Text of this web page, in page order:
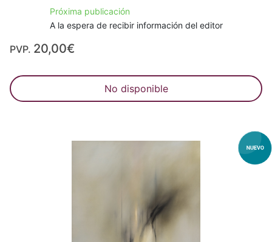
Próxima publicación
A la espera de recibir información del editor
PVP. 20,00€
No disponible